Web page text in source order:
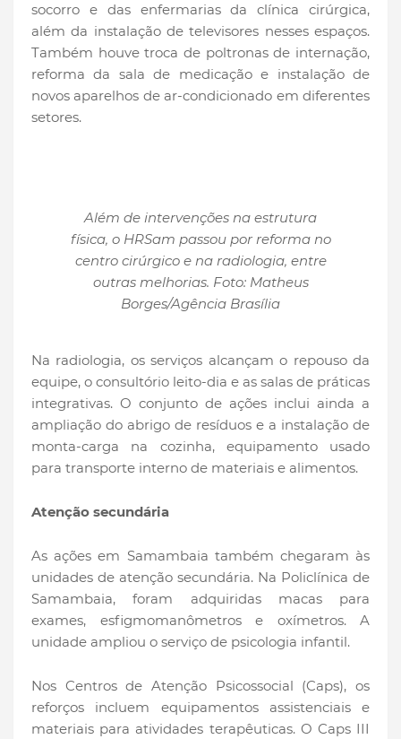
socorro e das enfermarias da clínica cirúrgica,
além da instalação de televisores nesses espaços.
Também houve troca de poltronas de internação,
reforma da sala de medicação e instalação de
novos aparelhos de ar-condicionado em diferentes
setores.
Além de intervenções na estrutura
física, o HRSam passou por reforma no
centro cirúrgico e na radiologia, entre
outras melhorias. Foto: Matheus
Borges/Agência Brasília
Na radiologia, os serviços alcançam o repouso da
equipe, o consultório leito-dia e as salas de práticas
integrativas. O conjunto de ações inclui ainda a
ampliação do abrigo de resíduos e a instalação de
monta-carga na cozinha, equipamento usado
para transporte interno de materiais e alimentos.
Atenção secundária
As ações em Samambaia também chegaram às
unidades de atenção secundária. Na Policlínica de
Samambaia, foram adquiridas macas para
exames, esfigmomanômetros e oxímetros. A
unidade ampliou o serviço de psicologia infantil.
Nos Centros de Atenção Psicossocial (Caps), os
reforços incluem equipamentos assistenciais e
materiais para atividades terapêuticas. O Caps III